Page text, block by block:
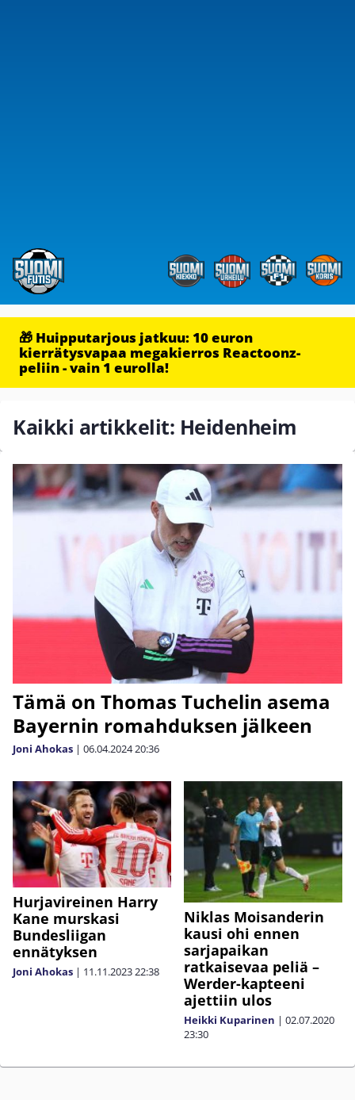
🎁 Huipputarjous jatkuu: 10 euron
kierrätysvapaa megakierros Reactoonz-
peliin - vain 1 eurolla!
Kaikki artikkelit: Heidenheim
Tämä on Thomas Tuchelin asema
Bayernin romahduksen jälkeen
Joni Ahokas | 06.04.202420:36
Hurjavireinen Harry
Kane murskasi
Bundesliigan
ennätyksen
Joni Ahokas | 11.11.202322:38
Niklas Moisanderin
kausi ohi ennen
sarjapaikan
ratkaisevaa peliä –
Werder-kapteeni
ajettiin ulos
Heikki Kuparinen | 02.07.2020
23:30